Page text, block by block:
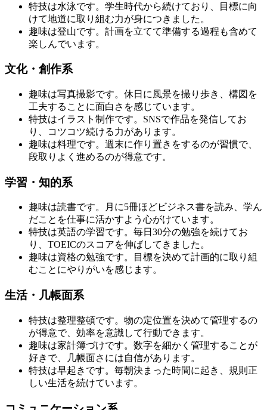
特技は水泳です。学生時代から続けており、目標に向
けて地道に取り組む力が身につきました。
趣味は登山です。計画を立てて準備する過程も含めて
楽しんでいます。
文化・創作系
趣味は写真撮影です。休日に風景を撮り歩き、構図を
工夫することに面白さを感じています。
特技はイラスト制作です。SNSで作品を発信してお
り、コツコツ続ける力があります。
趣味は料理です。週末に作り置きをするのが習慣で、
段取りよく進めるのが得意です。
学習・知的系
趣味は読書です。月に5冊ほどビジネス書を読み、学ん
だことを仕事に活かすよう心がけています。
特技は英語の学習です。毎日30分の勉強を続けてお
り、TOEICのスコアを伸ばしてきました。
趣味は資格の勉強です。目標を決めて計画的に取り組
むことにやりがいを感じます。
生活・几帳面系
特技は整理整頓です。物の定位置を決めて管理するの
が得意で、効率を意識して行動できます。
趣味は家計簿づけです。数字を細かく管理することが
好きで、几帳面さには自信があります。
特技は早起きです。毎朝決まった時間に起き、規則正
しい生活を続けています。